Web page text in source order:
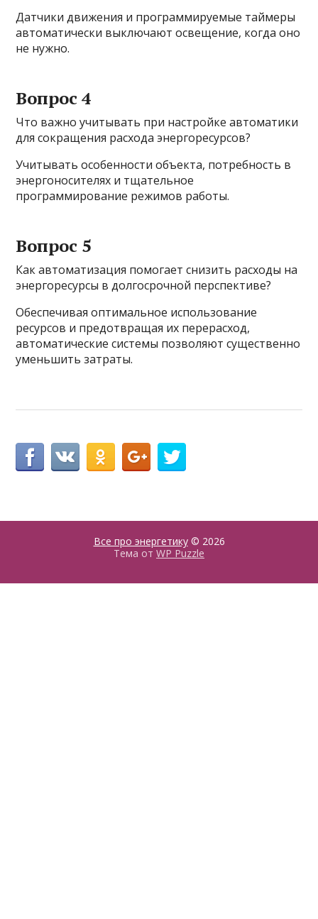
Датчики движения и программируемые таймеры
автоматически выключают освещение, когда оно
не нужно.
Вопрос 4
Что важно учитывать при настройке автоматики
для сокращения расхода энергоресурсов?
Учитывать особенности объекта, потребность в
энергоносителях и тщательное
программирование режимов работы.
Вопрос 5
Как автоматизация помогает снизить расходы на
энергоресурсы в долгосрочной перспективе?
Обеспечивая оптимальное использование
ресурсов и предотвращая их перерасход,
автоматические системы позволяют существенно
уменьшить затраты.
Все про энергетику© 2026
Тема от WP Puzzle